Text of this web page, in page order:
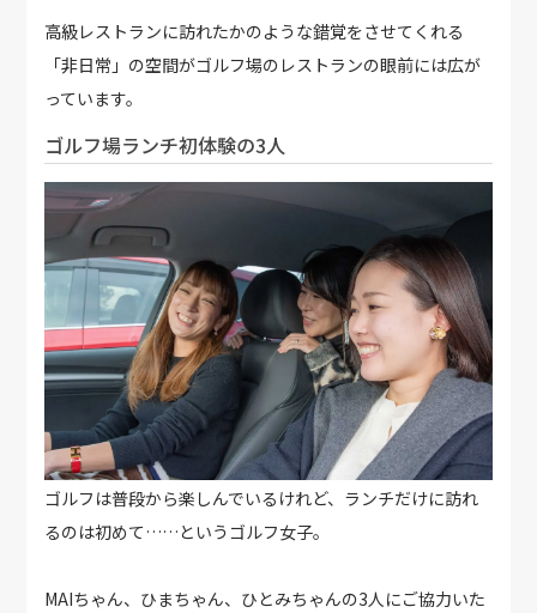
高級レストランに訪れたかのような錯覚をさせてくれる
「非日常」の空間がゴルフ場のレストランの眼前には広が
っています。
ゴルフ場ランチ初体験の3人
ゴルフは普段から楽しんでいるけれど、ランチだけに訪れ
るのは初めて……というゴルフ女子。
MAIちゃん、ひまちゃん、ひとみちゃんの3人にご協力いた